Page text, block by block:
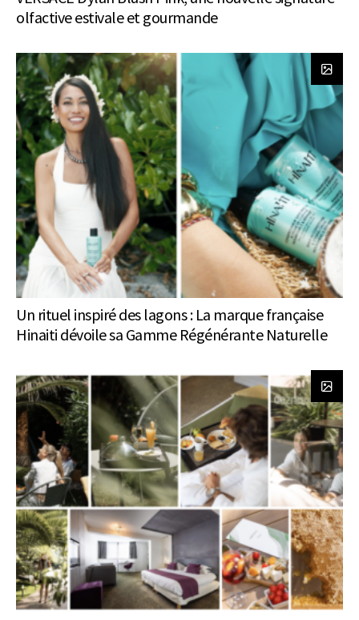
olfactive estivale et gourmande
Un rituel inspiré des lagons : La marque française
Hinaiti dévoile sa Gamme Régénérante Naturelle